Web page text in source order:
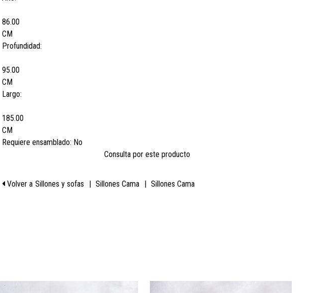
86.00
CM
Profundidad:
95.00
CM
Largo:
185.00
CM
Requiere ensamblado: No
Consulta por este producto
Volver a Sillones y sofas | Sillones Cama | Sillones Cama